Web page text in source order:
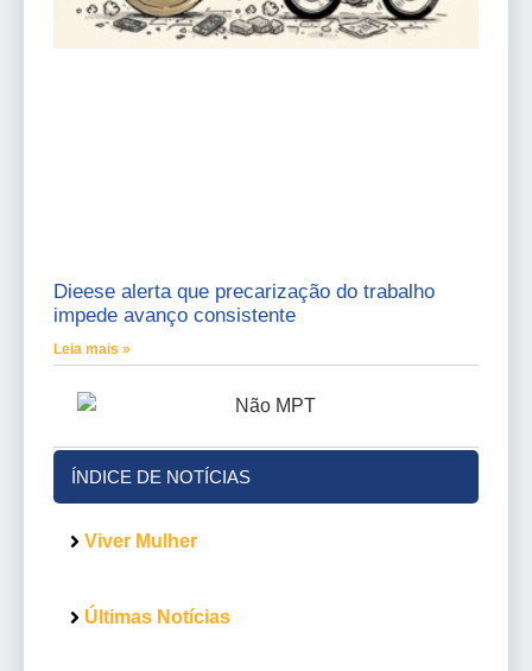
Dieese alerta que precarização do trabalho
impede avanço consistente
Leia mais »
ÍNDICE DE NOTÍCIAS
Viver Mulher
Últimas Notícias